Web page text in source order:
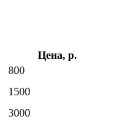
Цена, р.
800
1500
3000